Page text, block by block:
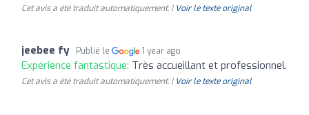
Cet avis a été traduit automatiquement. | Voir le texte original
jeebee fy Publié le 1 year ago
Expérience fantastique: Très accueillant et professionnel.
Cet avis a été traduit automatiquement. | Voir le texte original